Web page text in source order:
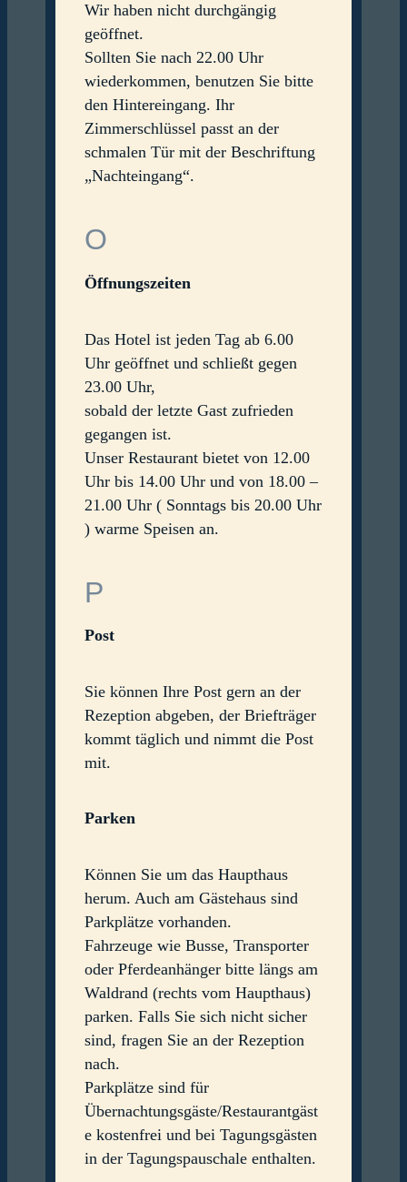
Wir haben nicht durchgängig
geöffnet.
Sollten Sie nach 22.00 Uhr
wiederkommen, benutzen Sie bitte
den Hintereingang. Ihr
Zimmerschlüssel passt an der
schmalen Tür mit der Beschriftung
„Nachteingang“.
O
Öffnungszeiten
Das Hotel ist jeden Tag ab 6.00
Uhr geöffnet und schließt gegen
23.00 Uhr,
sobald der letzte Gast zufrieden
gegangen ist.
Unser Restaurant bietet von 12.00
Uhr bis 14.00 Uhr und von 18.00 –
21.00 Uhr ( Sonntags bis 20.00 Uhr
) warme Speisen an.
P
Post
Sie können Ihre Post gern an der
Rezeption abgeben, der Briefträger
kommt täglich und nimmt die Post
mit.
Parken
Können Sie um das Haupthaus
herum. Auch am Gästehaus sind
Parkplätze vorhanden.
Fahrzeuge wie Busse, Transporter
oder Pferdeanhänger bitte längs am
Waldrand (rechts vom Haupthaus)
parken. Falls Sie sich nicht sicher
sind, fragen Sie an der Rezeption
nach.
Parkplätze sind für
Übernachtungsgäste/Restaurantgäst
e kostenfrei und bei Tagungsgästen
in der Tagungspauschale enthalten.